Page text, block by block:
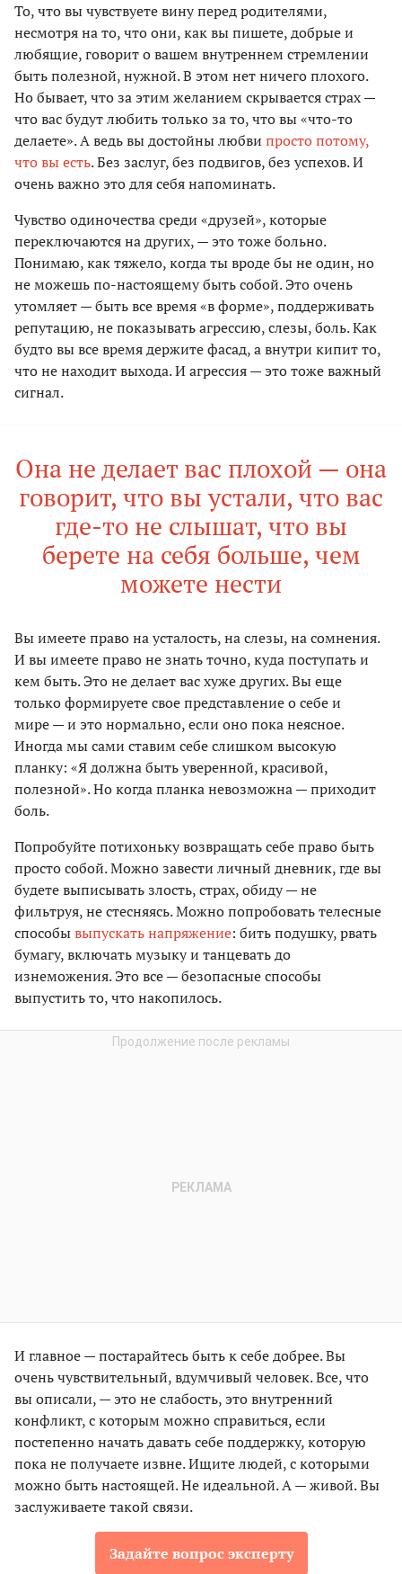
То, что вы чувствуете вину перед родителями,
несмотря на то, что они, как вы пишете, добрые и
любящие, говорит о вашем внутреннем стремлении
быть полезной, нужной. В этом нет ничего плохого.
Но бывает, что за этим желанием скрывается страх —
что вас будут любить только за то, что вы «что-то
делаете». А ведь вы достойны любви просто потому,
что вы есть. Без заслуг, без подвигов, без успехов. И
очень важно это для себя напоминать.
Чувство одиночества среди «друзей», которые
переключаются на других, — это тоже больно.
Понимаю, как тяжело, когда ты вроде бы не один, но
не можешь по-настоящему быть собой. Это очень
утомляет — быть все время «в форме», поддерживать
репутацию, не показывать агрессию, слезы, боль. Как
будто вы все время держите фасад, а внутри кипит то,
что не находит выхода. И агрессия — это тоже важный
сигнал.
Она не делает вас плохой — она
говорит, что вы устали, что вас
где-то не слышат, что вы
берете на себя больше, чем
можете нести
Вы имеете право на усталость, на слезы, на сомнения.
И вы имеете право не знать точно, куда поступать и
кем быть. Это не делает вас хуже других. Вы еще
только формируете свое представление о себе и
мире — и это нормально, если оно пока неясное.
Иногда мы сами ставим себе слишком высокую
планку: «Я должна быть уверенной, красивой,
полезной». Но когда планка невозможна — приходит
боль.
Попробуйте потихоньку возвращать себе право быть
просто собой. Можно завести личный дневник, где вы
будете выписывать злость, страх, обиду — не
фильтруя, не стесняясь. Можно попробовать телесные
способывыпускать напряжение: бить подушку, рвать
бумагу, включать музыку и танцевать до
изнеможения. Это все — безопасные способы
выпустить то, что накопилось.
И главное — постарайтесь быть к себе добрее. Вы
очень чувствительный, вдумчивый человек. Все, что
вы описали, — это не слабость, это внутренний
конфликт, с которым можно справиться, если
постепенно начать давать себе поддержку, которую
пока не получаете извне. Ищите людей, с которыми
можно быть настоящей. Не идеальной. А — живой. Вы
заслуживаете такой связи.
Задайте вопрос эксперту